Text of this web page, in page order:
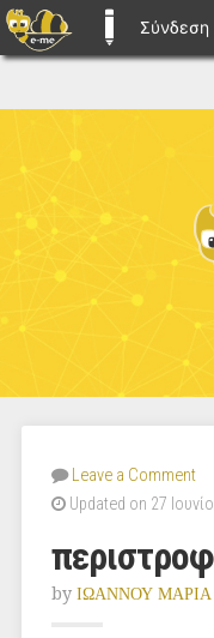
Σύνδεση
Leave a Comment
Updated on 27
by ΙΩΑΝΝΟΥ ΜΑΡΙΑ